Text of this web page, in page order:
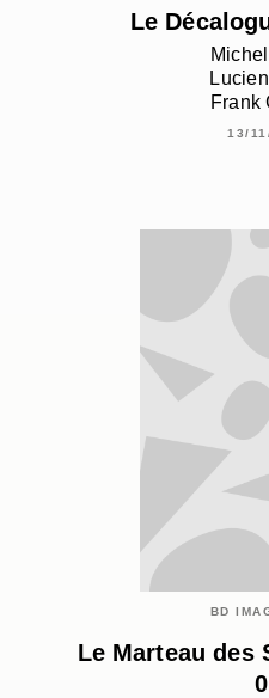
Le
Frank
13/
BD
Le Marteau des